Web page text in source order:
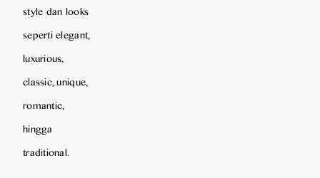
style dan looks
seperti elegant,
luxurious,
classic, unique,
romantic,
hingga
traditional.